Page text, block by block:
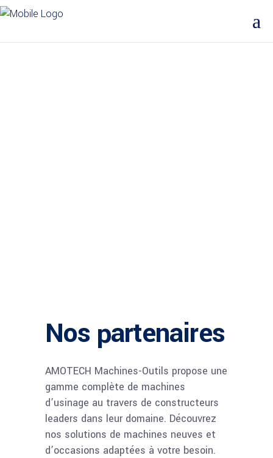
Nos partenaires
AMOTECH Machines-Outils propose une
gamme complète de machines
d’usinage au travers de constructeurs
leaders dans leur domaine. Découvrez
nos solutions de machines neuves et
d’occasions adaptées à votre besoin.